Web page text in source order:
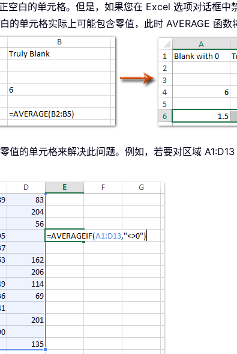
空白的单元格。但是，如果您在 Excel 选项对话框中
的单元格实际上可能包含零值，此时 AVERAGE 函数
值的单元格来解决此问题。例如，若要对区域